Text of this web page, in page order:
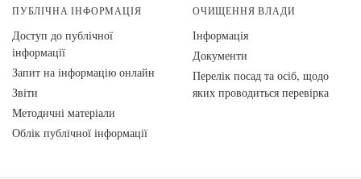
ПУБЛІЧНА ІНФОРМАЦІЯ
Доступ до публічної
інформації
Запит на інформацію онлайн
Звіти
Методичні матеріали
Облік публічної інформації
ОЧИЩЕННЯ ВЛАДИ
Інформація
Документи
Перелік посад та осіб, щодо
яких проводиться перевірка